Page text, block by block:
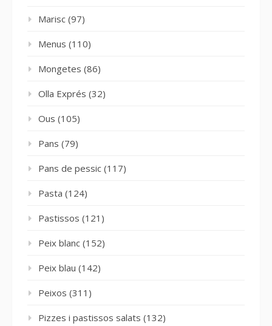
Marisc (97)
Menus (110)
Mongetes (86)
Olla Exprés (32)
Ous (105)
Pans (79)
Pans de pessic (117)
Pasta (124)
Pastissos (121)
Peix blanc (152)
Peix blau (142)
Peixos (311)
Pizzes i pastissos salats (132)